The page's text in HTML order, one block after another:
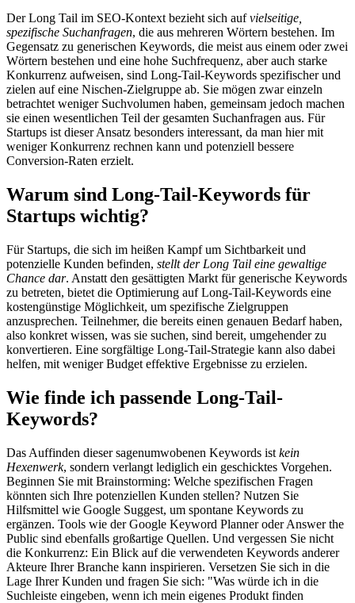
Der Long Tail im SEO-Kontext bezieht sich aufvielseitige,
spezifische Suchanfragen, die aus mehreren Wörtern bestehen. Im
Gegensatz zu generischen Keywords, die meist aus einem oder zwei
Wörtern bestehen und eine hohe Suchfrequenz, aber auch starke
Konkurrenz aufweisen, sind Long-Tail-Keywords spezifischer und
zielen auf eine Nischen-Zielgruppe ab. Sie mögen zwar einzeln
betrachtet weniger Suchvolumen haben, gemeinsam jedoch machen
sie einen wesentlichen Teil der gesamten Suchanfragen aus. Für
Startups ist dieser Ansatz besonders interessant, da man hier mit
weniger Konkurrenz rechnen kann und potenziell bessere
Conversion-Raten erzielt.
Warum sind Long-Tail-Keywords für
Startups wichtig?
Für Startups, die sich im heißen Kampf um Sichtbarkeit und
potenzielle Kunden befinden, stellt der Long Tail eine gewaltige
Chance dar. Anstatt den gesättigten Markt für generische Keywords
zu betreten, bietet die Optimierung auf Long-Tail-Keywords eine
kostengünstige Möglichkeit, um spezifische Zielgruppen
anzusprechen. Teilnehmer, die bereits einen genauen Bedarf haben,
also konkret wissen, was sie suchen, sind bereit, umgehender zu
konvertieren. Eine sorgfältige Long-Tail-Strategie kann also dabei
helfen, mit weniger Budget effektive Ergebnisse zu erzielen.
Wie finde ich passende Long-Tail-
Keywords?
Das Auffinden dieser sagenumwobenen Keywords ist kein
Hexenwerk, sondern verlangt lediglich ein geschicktes Vorgehen.
Beginnen Sie mit Brainstorming: Welche spezifischen Fragen
könnten sich Ihre potenziellen Kunden stellen? Nutzen Sie
Hilfsmittel wie Google Suggest, um spontane Keywords zu
ergänzen. Tools wie der Google Keyword Planner oder Answer the
Public sind ebenfalls großartige Quellen. Und vergessen Sie nicht
die Konkurrenz: Ein Blick auf die verwendeten Keywords anderer
Akteure Ihrer Branche kann inspirieren. Versetzen Sie sich in die
Lage Ihrer Kunden und fragen Sie sich: "Was würde ich in die
Suchleiste eingeben, wenn ich mein eigenes Produkt finden